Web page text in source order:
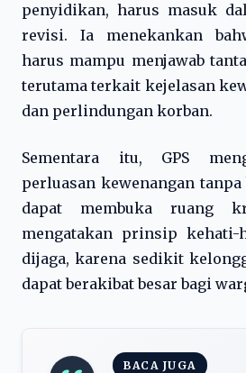
penyidikan, harus masuk
revisi. Ia menekankan
harus mampu menjawab
terutama terkait kejelasan
dan perlindungan korban.
Sementara itu, GPS
perluasan kewenangan tanpa
dapat membuka ruang
mengatakan prinsip kehati-
dijaga, karena sedikit
dapat berakibat besar bagi
BACA JUGA